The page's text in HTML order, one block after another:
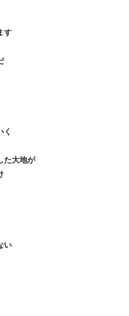
す
た大地が
い